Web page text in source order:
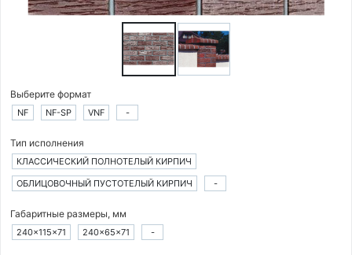
Выберите формат
NF NF-SP VNF -
Тип исполнения
КЛАССИЧЕСКИЙ ПОЛНОТЕЛЫЙ КИРПИЧ
ОБЛИЦОВОЧНЫЙ ПУСТОТЕЛЫЙ КИРПИЧ
-
Габаритные размеры, мм
240×115×71 240×65×71 -